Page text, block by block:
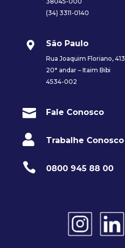
(34) 3311-0140
São Paulo
Rua Joaquim Floriano, 413
20° andar – Itaim Bibi
4534-002
 Fale Conosco
 Trabalhe Conosco
 0800 945 88 00